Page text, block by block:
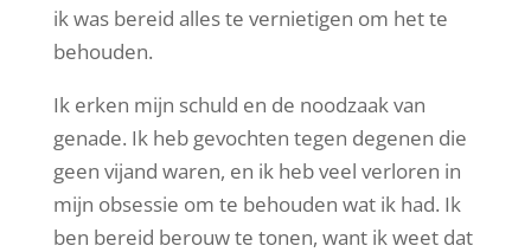
ik was bereid alles te vernietigen om het te
behouden.
Ik erken mijn schuld en de noodzaak van
genade. Ik heb gevochten tegen degenen die
geen vijand waren, en ik heb veel verloren in
mijn obsessie om te behouden wat ik had. Ik
ben bereid berouw te tonen, want ik weet dat